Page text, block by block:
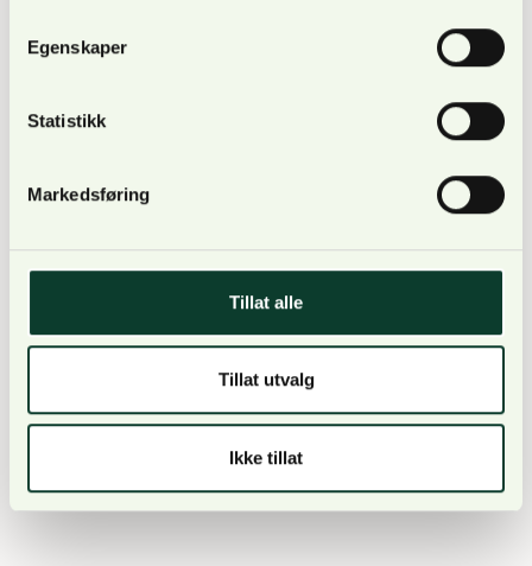
Egenskaper
Statistikk
Markedsføring
Tillat alle
Tillat utvalg
Ikke tillat
Skogsertifisering AS, hvor skogsjef Even Bergseng